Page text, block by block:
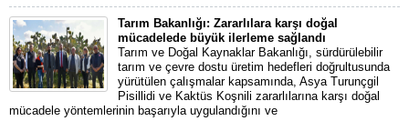
Tarım Bakanlığı: Zararlılara karşı doğal
mücadelede büyük ilerleme sağlandı
Tarım ve Doğal Kaynaklar Bakanlığı, sürdürülebilir
tarım ve çevre dostu üretim hedefleri doğrultusunda
yürütülen çalışmalar kapsamında, Asya Turunçgil
Pisillidi ve Kaktüs Koşnili zararlılarına karşı doğal
mücadele yöntemlerinin başarıyla uygulandığını ve